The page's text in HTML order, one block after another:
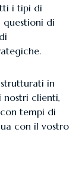
i tipi di
questioni di
in
nostri clienti,
tempi di
con il vostro